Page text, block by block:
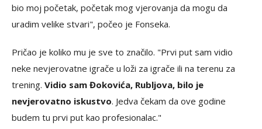
bio moj početak, početak mog vjerovanja da mogu da
uradim velike stvari", počeo je Fonseka.
Pričao je koliko mu je sve to značilo. "Prvi put sam vidio
neke nevjerovatne igrače u loži za igrače ili na terenu za
trening. Vidio sam Đokovića, Rubljova, bilo je
nevjerovatno iskustvo. Jedva čekam da ove godine
budem tu prvi put kao profesionalac."